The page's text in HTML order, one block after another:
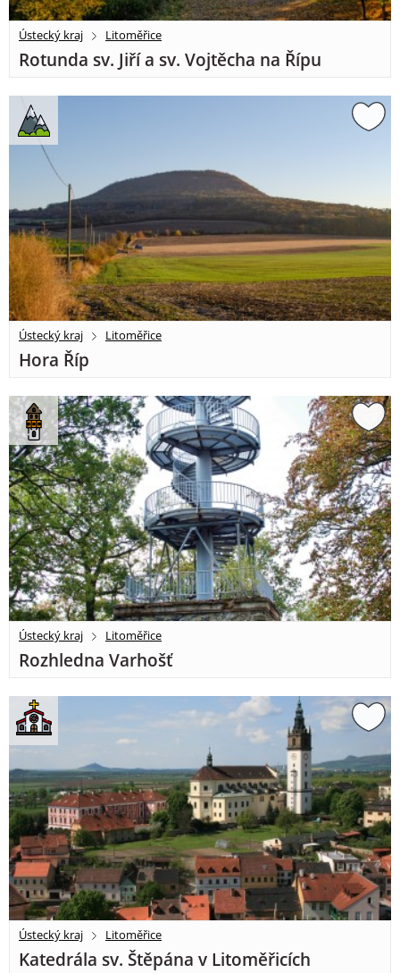
Ústecký kraj Litoměřice
Rotunda sv. Jiří a sv. Vojtěcha na Řípu
Ústecký kraj Litoměřice
Hora Říp
Ústecký kraj Litoměřice
Rozhledna Varhošť
Ústecký kraj Litoměřice
Katedrála sv. Štěpána v Litoměřicích